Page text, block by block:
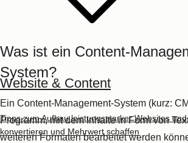
Website & Content
Tipps zum Aufbau leistungsstarker Websites
konvertieren und Mehrwert schaffen
Was ist ein Content-
System?
Ein Content-Management-System (kurz:
Programm, mit dem Inhalte in Form von
weiteren Formaten bearbeitet werden